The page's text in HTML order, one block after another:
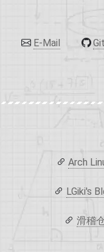
E-Mail
Arch
LGiki's
滑稽